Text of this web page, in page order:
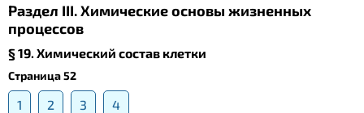
Раздел III. Химические основы жизненных
процессов
§ 19. Химический состав клетки
Страница 52
1 2 3
4